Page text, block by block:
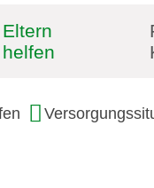
Eltern
helfen